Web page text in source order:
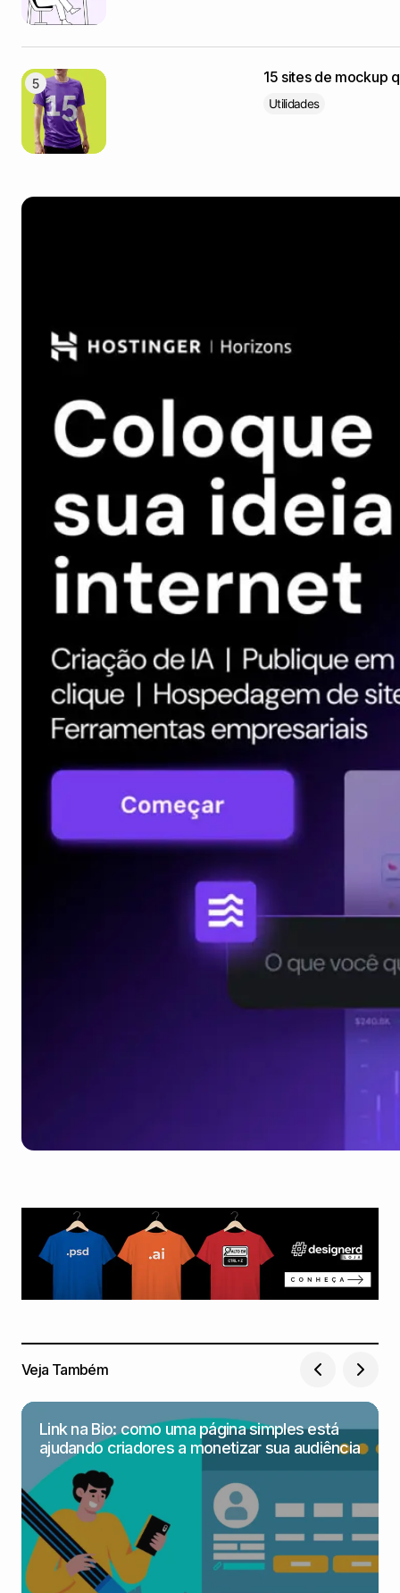
15 sites de mockup
Utilidades
Veja Também
Link na Bio: como uma página simples está
ajudando criadores a monetizar sua audiência